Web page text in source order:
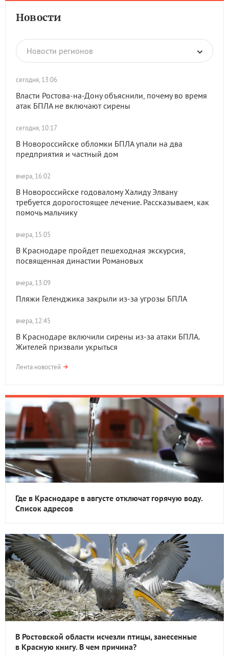
Новости
Новости регионов
сегодня, 13:06
Власти Ростова-на-Дону объяснили, почему во время
атак БПЛА не включают сирены
сегодня, 10:17
В Новороссийске обломки БПЛА упали на два
предприятия и частный дом
вчера, 16:02
В Новороссийске годовалому Халиду Элвану
требуется дорогостоящее лечение. Рассказываем, как
помочь мальчику
вчера, 15:05
В Краснодаре пройдет пешеходная экскурсия,
посвященная династии Романовых
вчера, 13:09
Пляжи Геленджика закрыли из-за угрозы БПЛА
вчера, 12:45
В Краснодаре включили сирены из-за атаки БПЛА.
Жителей призвали укрыться
Лента новостей
Где в Краснодаре в августе отключат горячую воду.
Список адресов
В Ростовской области исчезли птицы, занесенные
в Красную книгу. В чем причина?